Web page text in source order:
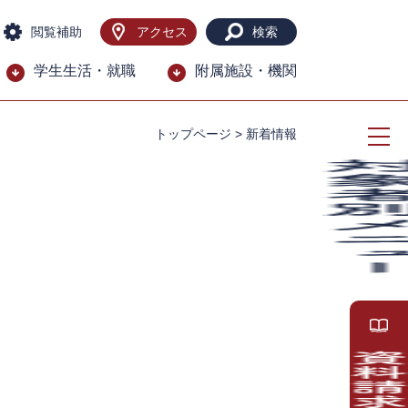
閲覧補助 アクセス 検索
学生生活・就職 附属施設・機関
トップページ > 新着情報